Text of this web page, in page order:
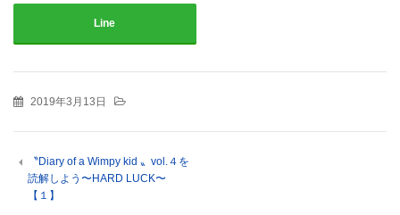
Line
2019年3月13日
〝Diary of a Wimpy kid 〟vol.４を
読解しよう〜HARD LUCK〜
【１】